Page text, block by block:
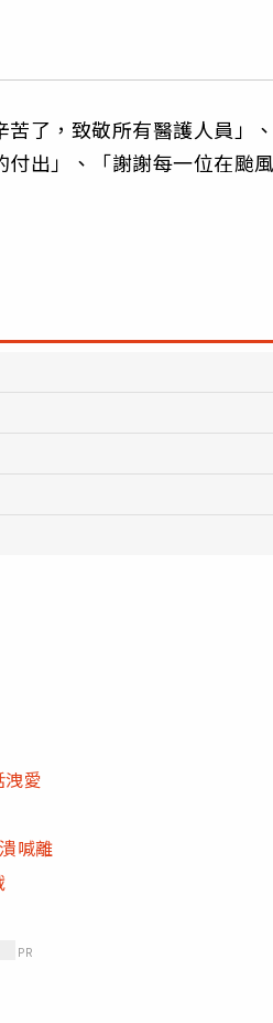
了，致敬所有醫護人員」
付出」、「謝謝每一位在颱
愛
喊離
PR